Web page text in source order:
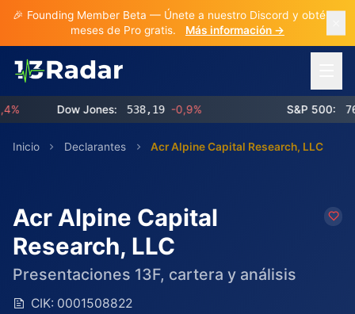
🎉 Founding Member Beta — Únete a nuestro Discord y obtén 3
meses de Pro gratis.
Más información →
Dow Jones: 538,19 -0,9% S&P 500:
Inicio Declarantes Acr Alpine Capital Research, LLC
Acr Alpine Capital
Research, LLC
Presentaciones 13F, cartera y análisis
CIK: 0001508822